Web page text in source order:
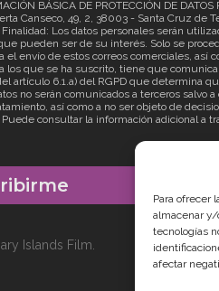
Para ofrecer
almacenar y/
tecnologías
afectar
BÁSICA DE PROTECCIÓN DE
Canseco, 49, 2, 38003 - Santa Cruz
Los datos personales serán
pueden ser de su interés. Solo se
envío de estos correos comerciales, así
que se ha suscrito, tiene que
artículo 6.1.a) del RGPD que
no serán comunicados a terceros salvo
así como a no ser objeto de
consultar la información adicional a
Islands Film.